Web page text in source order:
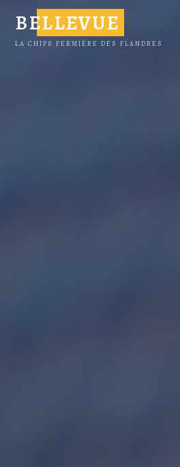
BELLEVUE
LA CHIPS FERMIÈRE DES FLANDRES